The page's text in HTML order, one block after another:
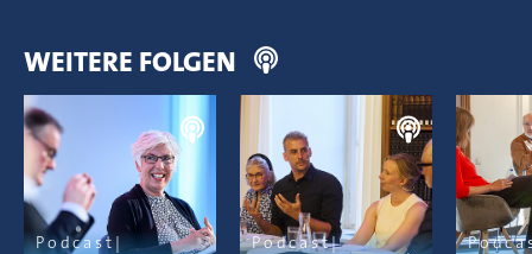
WEITERE FOLGEN
Podcast
Podcast